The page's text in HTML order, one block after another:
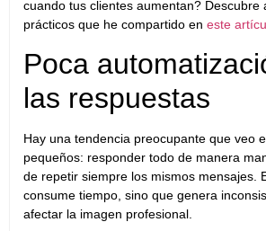
cuando tus clientes aumentan? Descubre
prácticos que he compartido en este
Poca
las respuestas
Hay una tendencia preocupante que veo
pequeños: responder todo de manera
de repetir siempre los mismos mensajes.
consume tiempo, sino que genera
afectar la imagen profesional.